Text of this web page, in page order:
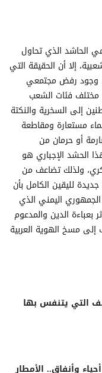
الحاشد الذي تحاول
إلا أن الحقيقة التي
وجود رفض مجتمعي
مختلف فئات الشعب
إلى السخرية والنكتة
مستعارة ومقاطعة
أو حرمان من
الحشد الإجباري هو
ولذلك تضاعف من
لليقين الكامل بأن
اليمني الذي
الدين والمدعوم
إلى مسخ الهوية العربية
التي يتنفس بها
وأنفاق.. الأمطار